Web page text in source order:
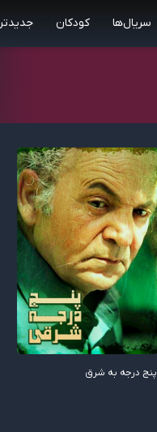
سریال‌ها کودکان
0.00/10
پنج درجه به شرق